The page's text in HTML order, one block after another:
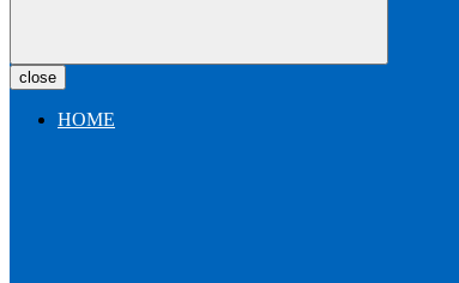
close
HOME